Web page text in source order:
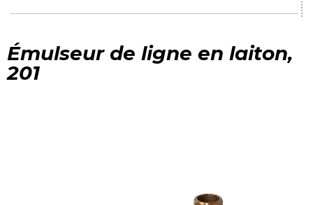
Émulseur de ligne en laiton,
201